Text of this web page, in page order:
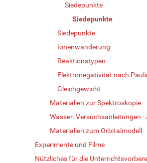
Siedepunkte
Siedepunkte
Siedepunkte
Ionenwanderung
Reaktionstypen
Elektronegativität nach
Gleichgewicht
Materialien zur Spektroskopie
Wasser: Versuchsanleitungen
Materialien zum Orbitalmodell
Experimente und Filme
Nützliches für die